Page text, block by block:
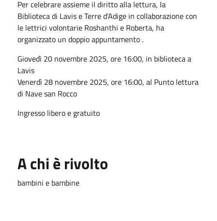
Per celebrare assieme il diritto alla lettura, la
Biblioteca di Lavis e Terre d'Adige in collaborazione con
le lettrici volontarie Roshanthi e Roberta, ha
organizzato un doppio appuntamento .
Giovedì 20 novembre 2025, ore 16:00, in biblioteca a
Lavis
Venerdì 28 novembre 2025, ore 16:00, al Punto lettura
di Nave san Rocco
Ingresso libero e gratuito
A chi è rivolto
bambini e bambine